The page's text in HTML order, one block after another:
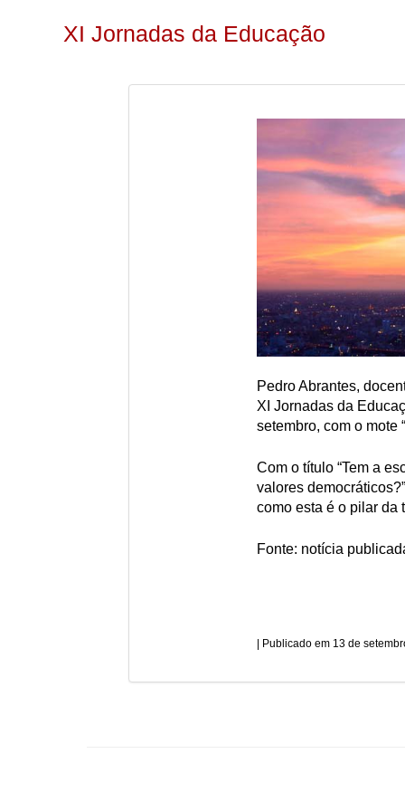
XI Jornadas da Educação
Pedro Abrantes,
XI Jornadas da
setembro, com o mote
Com o título “Tem a
valores
como esta é o pilar da
Fonte: notícia
13 de